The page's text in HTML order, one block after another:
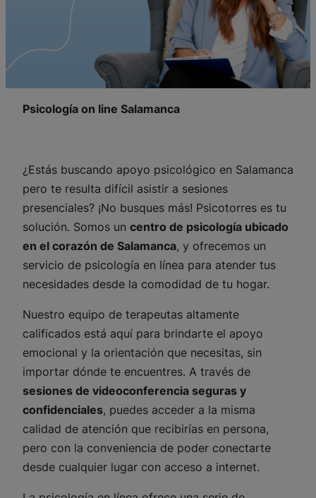
Psicología on line Salamanca
¿Estás buscando apoyo psicológico en Salamanca
pero te resulta difícil asistir a sesiones
presenciales? ¡No busques más! Psicotorres es tu
solución. Somos un centro de psicología ubicado
en el corazón de Salamanca, y ofrecemos un
servicio de psicología en línea para atender tus
necesidades desde la comodidad de tu hogar.
Nuestro equipo de terapeutas altamente
calificados está aquí para brindarte el apoyo
emocional y la orientación que necesitas, sin
importar dónde te encuentres. A través de
sesiones de videoconferencia seguras y
confidenciales, puedes acceder a la misma
calidad de atención que recibirías en persona,
pero con la conveniencia de poder conectarte
desde cualquier lugar con acceso a internet.